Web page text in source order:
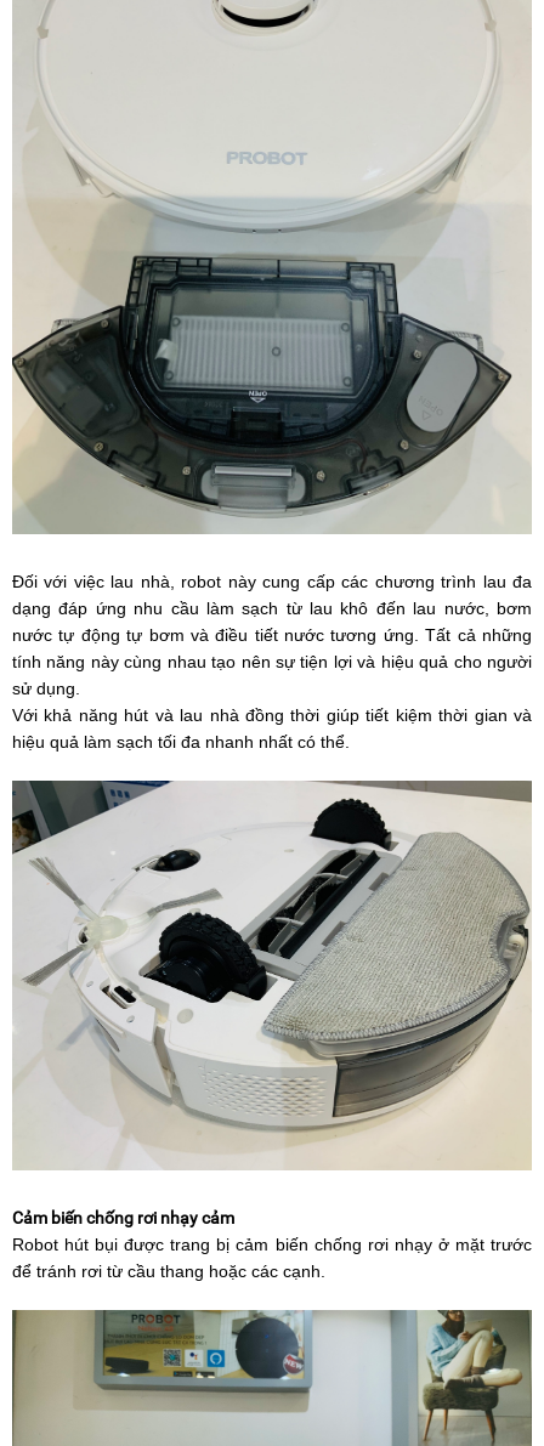
Đối với việc lau nhà, robot này cung cấp các chương trình lau đa
dạng đáp ứng nhu cầu làm sạch từ lau khô đến lau nước, bơm
nước tự động tự bơm và điều tiết nước tương ứng. Tất cả những
tính năng này cùng nhau tạo nên sự tiện lợi và hiệu quả cho người
sử dụng.
Với khả năng hút và lau nhà đồng thời giúp tiết kiệm thời gian và
hiệu quả làm sạch tối đa nhanh nhất có thể.
Cảm biến chống rơi nhạy cảm
Robot hút bụi được trang bị cảm biến chống rơi nhạy ở mặt trước
để tránh rơi từ cầu thang hoặc các cạnh.